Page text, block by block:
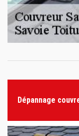
Dépannage